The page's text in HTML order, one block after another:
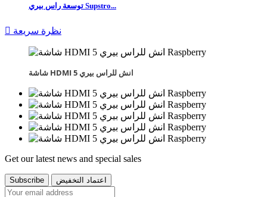
توسعة راس بيري Supstro...
 نظرة سريعة
Get our latest news and special sales